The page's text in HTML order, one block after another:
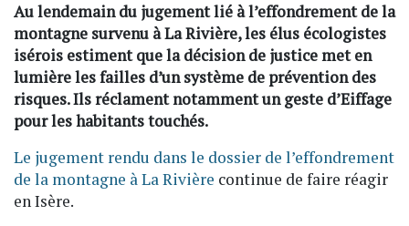
Au lendemain du jugement lié à l’effondrement de la
montagne survenu à La Rivière, les élus écologistes
isérois estiment que la décision de justice met en
lumière les failles d’un système de prévention des
risques. Ils réclament notamment un geste d’Eiffage
pour les habitants touchés.
Le jugement rendu dans le dossier de l’effondrement
de la montagne à La Rivière continue de faire réagir
en Isère.